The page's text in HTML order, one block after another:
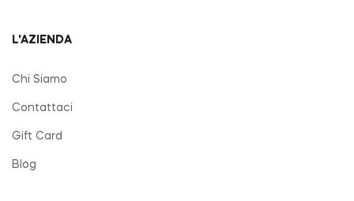
L'AZIENDA
Chi Siamo
Contattaci
Gift Card
Blog